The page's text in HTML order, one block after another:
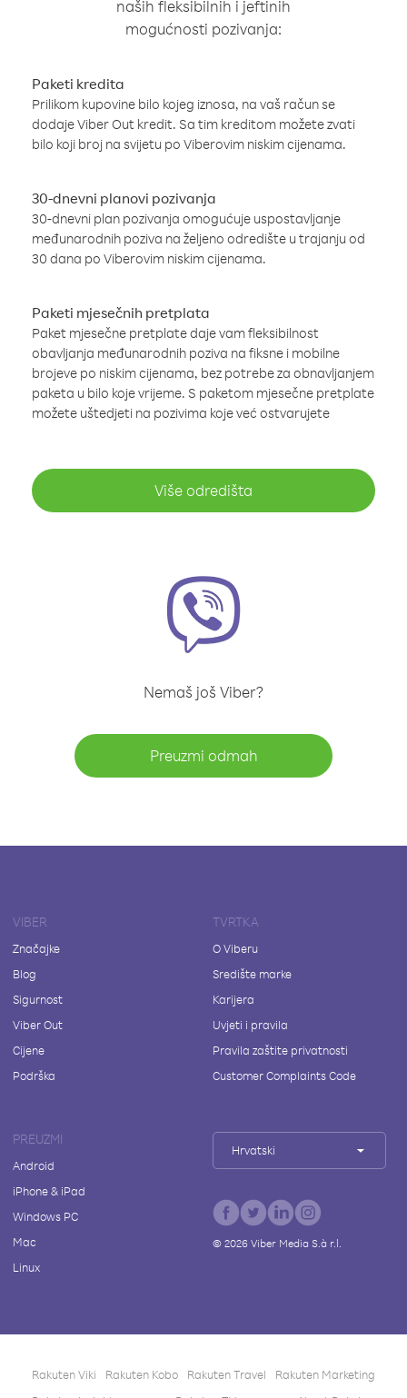
naših fleksibilnih i jeftinih
mogućnosti pozivanja:
Paketi kredita
Prilikom kupovine bilo kojeg iznosa, na vaš račun se
dodaje Viber Out kredit. Sa tim kreditom možete zvati
bilo koji broj na svijetu po Viberovim niskim cijenama.
30-dnevni planovi pozivanja
30-dnevni plan pozivanja omogućuje uspostavljanje
međunarodnih poziva na željeno odredište u trajanju od
30 dana po Viberovim niskim cijenama.
Paketi mjesečnih pretplata
Paket mjesečne pretplate daje vam fleksibilnost
obavljanja međunarodnih poziva na fiksne i mobilne
brojeve po niskim cijenama, bez potrebe za obnavljanjem
paketa u bilo koje vrijeme. S paketom mjesečne pretplate
možete uštedjeti na pozivima koje već ostvarujete
Više odredišta
Nemaš još Viber?
Preuzmi odmah
VIBER
Značajke
Blog
Sigurnost
Viber Out
Cijene
Podrška
TVRTKA
O Viberu
Središte marke
Karijera
Uvjeti i pravila
Pravila zaštite privatnosti
Customer Complaints Code
PREUZMI
Android
iPhone & iPad
Windows PC
Mac
Linux
Hrvatski
© 2026Viber Media S.à r.l.
Rakuten Viki Rakuten Kobo Rakuten Travel
Rakuten Marketing